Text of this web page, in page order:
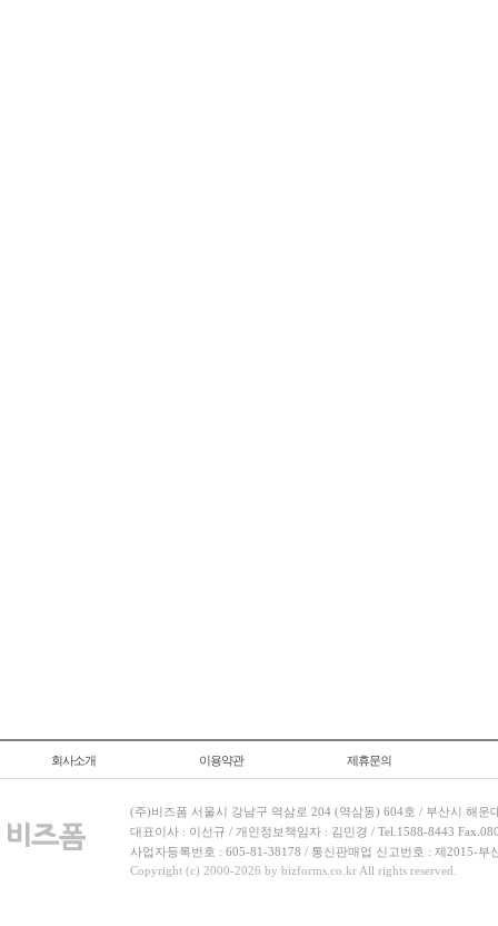
회사소개 이용약관 제휴문의
(주)비즈폼 서울시 강남구 역삼로 204 (역삼동) 604호 / 부산시 해운
대표이사 : 이선규 / 개인정보책임자 : 김민경 / Tel.1588-8443
사업자등록번호 : 605-81-38178 / 통신판매업 신고번호 : 제2015-부
Copyright (c) 2000-2026 by bizforms.co.kr All rights reserved.